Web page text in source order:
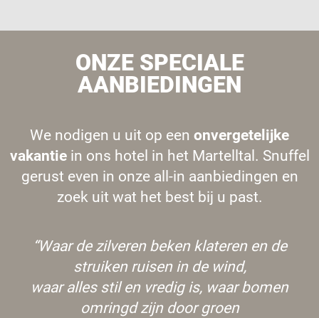
ONZE SPECIALE
AANBIEDINGEN
We nodigen u uit op een onvergetelijke
vakantiein ons hotel in het Martelltal. Snuffel
gerust even in onze all-in aanbiedingen en
zoek uit wat het best bij u past.
“Waar de zilveren beken klateren en de
struiken ruisen in de wind,
waar alles stil en vredig is, waar bomen
omringd zijn door groen